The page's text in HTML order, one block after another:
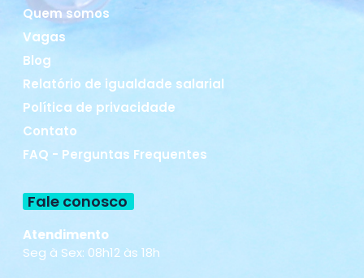
Quem somos
Vagas
Blog
Relatório de igualdade salarial
Política de privacidade
Contato
FAQ - Perguntas Frequentes
Fale conosco
Atendimento
Seg à Sex: 08h12 às 18h